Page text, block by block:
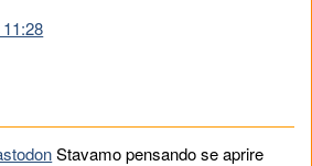
Stavamo pensando se aprire